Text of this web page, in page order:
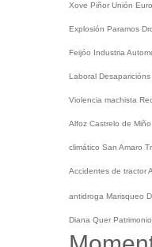
Xove Piñor Unión
Explosión Paramos
Feijóo Industria
Laboral Desaparicións
Violencia machista
Alfoz Castrelo de Miño
climático San Amaro
Accidentes de tractor
antidroga Marisqueo
Diana Quer Patrimonio